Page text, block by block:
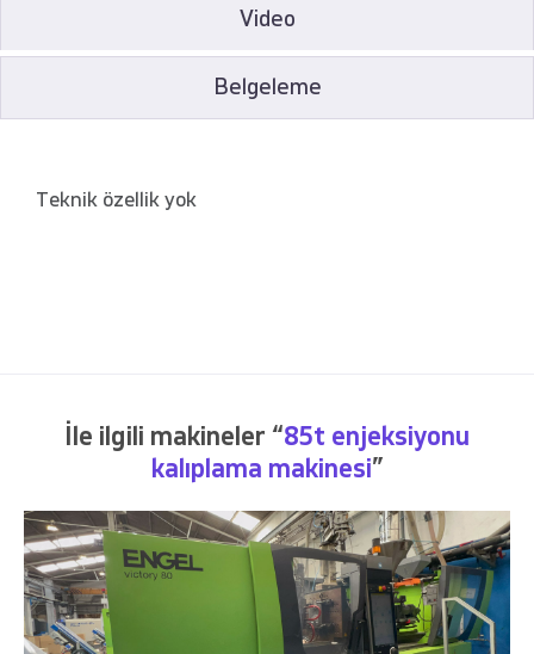
Video
Belgeleme
Teknik özellik yok
İle ilgili makineler “85t enjeksiyonu
kalıplama makinesi”